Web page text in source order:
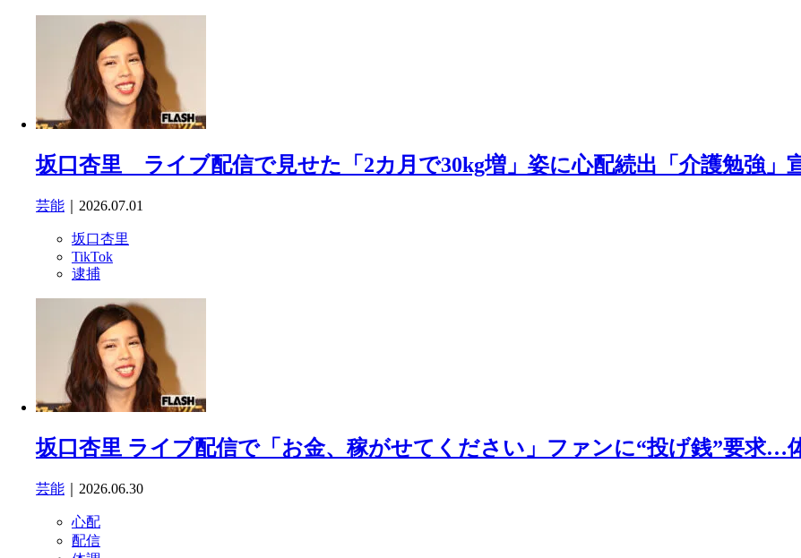
坂口杏里 ライブ配信で見せた「2カ月で30kg増」姿に心配続出「介護勉強」
芸能 ｜2026.07.01
坂口杏里
TikTok
逮捕
坂口杏里 ライブ配信で「お金、稼がせてください」ファンに“投げ銭”要求…
芸能 ｜2026.06.30
心配
配信